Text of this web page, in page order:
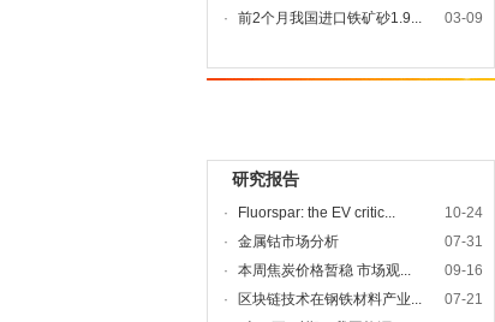
·
前2个月我国进口铁矿砂1.9... 03-09
研究报告
· Fluorspar: the EV critic...
10-24
·
金属钴市场分析
07-31
·
本周焦炭价格暂稳 市场观...
09-16
·
区块链技术在钢铁材料产业...
07-21